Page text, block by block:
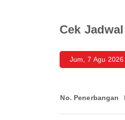
Cek
Jum, 7 Agu 2026
No. Penerbangan